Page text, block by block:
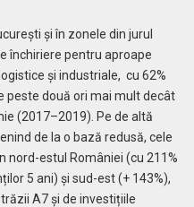
și în zonele din jurul
închiriere pentru aproape
și industriale, cu 62%
peste două ori mai mult decât
(2017–2019). Pe de altă
de la o bază redusă, cele
nord-estul României (cu 211%
5 ani) și sud-est (+ 143%),
A7 și de investițiile